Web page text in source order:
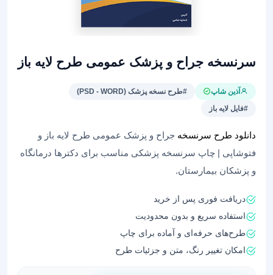
سرنسخه جراح و پزشک عمومی طرح لایه باز
آذین شاپ
#طرح نسخه پزشک (PSD - WORD)
#فایل لایه باز
دانلود طرح سرنسخه جراح و پزشک عمومی طرح لایه باز و
فتوشاپی | چاپ سرنسخه پزشکی مناسب برای دکترها درمانگاه
و پزشکان بیمارستان.
دریافت فوری پس از خرید
استفاده سریع و بدون محدودیت
طرح‌های حرفه‌ای و آماده برای چاپ
امکان تغییر رنگ، متن و جزئیات طرح